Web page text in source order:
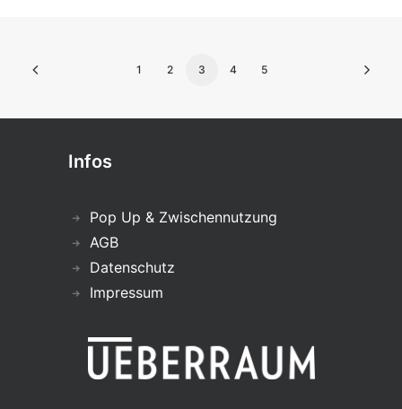
1 2 3 4 5
Infos
Pop Up & Zwischennutzung
AGB
Datenschutz
Impressum